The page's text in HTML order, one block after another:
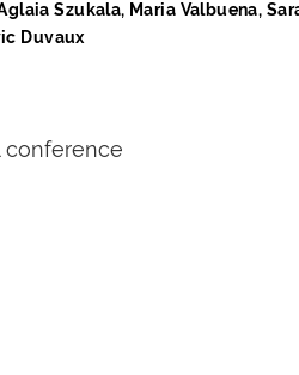
Szukala, Maria Valbuena,
Duvaux
conference